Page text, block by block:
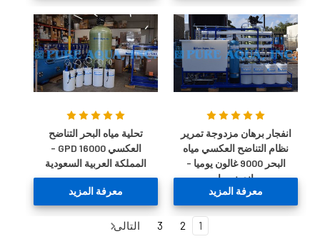
انفجار برهان مزدوجة تمرير
نظام التناضح العكسي مياه
البحر 9000 غالون يوميا -
اندونيسيا
معرفة المزيد
تحلية مياه البحر التناضح
العكسي 16000 GPD -
المملكة العربية السعودية
معرفة المزيد
1
2
3 التالى